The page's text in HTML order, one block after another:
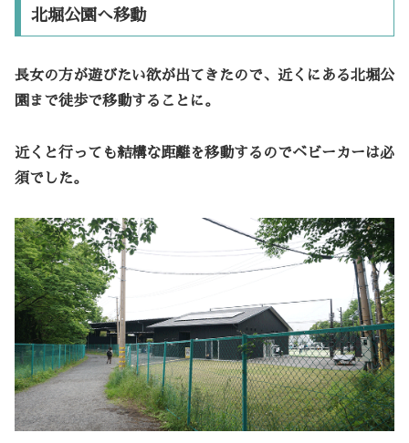
北堀公園へ移動
長女の方が遊びたい欲が出てきたので、近くにある北堀公
園まで徒歩で移動することに。
近くと行っても結構な距離を移動するのでベビーカーは必
須でした。